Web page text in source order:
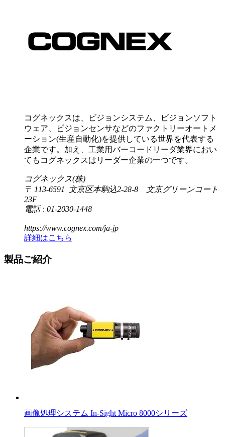
コグネックスは、ビジョンシステム、ビジョンソフト
ウェア、ビジョンセンサなどのファクトリーオートメ
ーション(生産自動化)を提供している世界を代表する
企業です。加え、工業用バーコードリーダ業界におい
てもコグネックスはリーダー企業の一つです。
コグネックス(株)
〒 113-6591 文京区本駒込2-28-8 文京グリーンコート
23F
電話 : 01-2030-1448
https://www.cognex.com/ja-jp
詳細はこちら
製品ご紹介
画像処理システム In-Sight Micro 8000シリーズ